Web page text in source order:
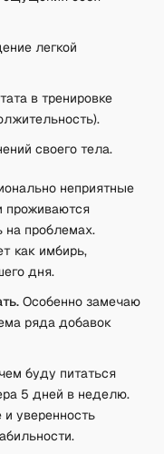
легкой
в тренировке
своего тела.
неприятные
проживаются
на проблемах.
как имбирь,
дня.
Особенно замечаю
ряда добавок
буду питаться
5 дней в неделю.
уверенность